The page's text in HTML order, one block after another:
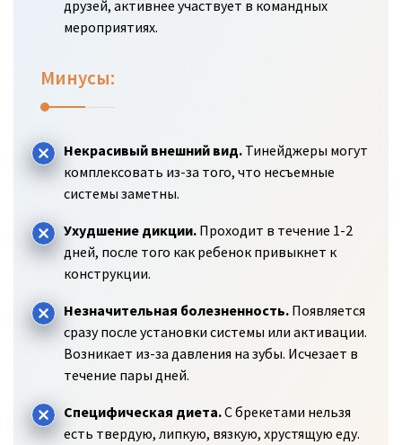
друзей, активнее участвует в командных
мероприятиях.
Минусы:
Некрасивый внешний вид. Тинейджеры могут
комплексовать из-за того, что несъемные
системы заметны.
Ухудшение дикции. Проходит в течение 1-2
дней, после того как ребенок привыкнет к
конструкции.
Незначительная болезненность. Появляется
сразу после установки системы или активации.
Возникает из-за давления на зубы. Исчезает в
течение пары дней.
Специфическая диета.С брекетами нельзя
есть твердую, липкую, вязкую, хрустящую еду.